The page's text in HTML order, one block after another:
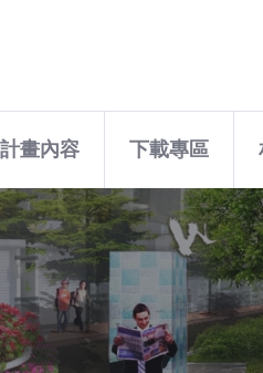
計畫內容 下載專區